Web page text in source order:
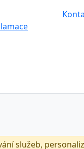
služeb,